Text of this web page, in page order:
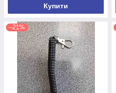
Купити
–21%